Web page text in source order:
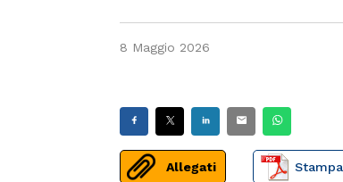
8 Maggio 2026
Allegati Stampa